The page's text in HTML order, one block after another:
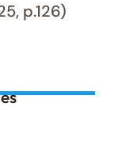
p.126)